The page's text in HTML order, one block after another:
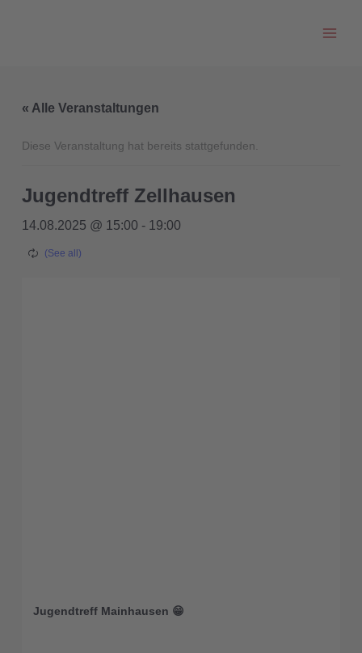
« Alle Veranstaltungen
Diese Veranstaltung hat bereits stattgefunden.
Jugendtreff Zellhausen
14.08.2025 @ 15:00 - 19:00
Jugendtreff Mainhausen 😁